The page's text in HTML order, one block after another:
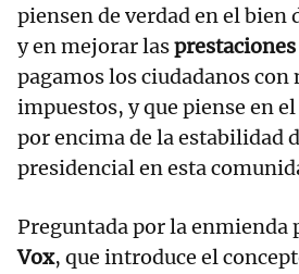
piensen de verdad en el bien
y en mejorar las
pagamos los ciudadanos con
impuestos, y que piense en
por encima de la estabilidad
presidencial en esta
Preguntada por la enmienda
Vox, que introduce el